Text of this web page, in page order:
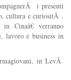
i presenti
cultura e curiositÃ .
Cinaâ€ verranno
lavoro e business in
in LevÃ